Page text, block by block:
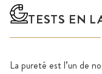
TESTS EN
La pureté est l’un de